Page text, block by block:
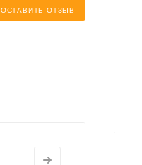
ОСТАВИТЬ ОТЗЫВ